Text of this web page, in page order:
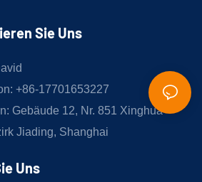
Sie Uns
+86-17701653227
Gebäude 12, Nr. 851 Xinghua
Jiading, Shanghai
Uns